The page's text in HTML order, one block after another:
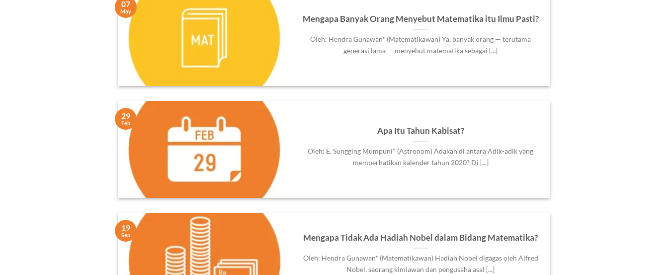
Mengapa Banyak Orang Menyebut Matematika itu Ilmu Pasti?
Oleh: Hendra Gunawan* (Matematikawan) Ya, banyak orang — terutama
generasi lama — menyebut matematika sebagai [...]
07
May
Apa Itu Tahun Kabisat?
Oleh: E. Sungging Mumpuni* (Astronom) Adakah di antara Adik-adik yang
memperhatikan kalender tahun 2020? Di [...]
29
Feb
Mengapa Tidak Ada Hadiah Nobel dalam Bidang Matematika?
Oleh: Hendra Gunawan* (Matematikawan) Hadiah Nobel digagas oleh Alfred
Nobel, seorang kimiawan dan pengusaha asal [...]
19
Sep